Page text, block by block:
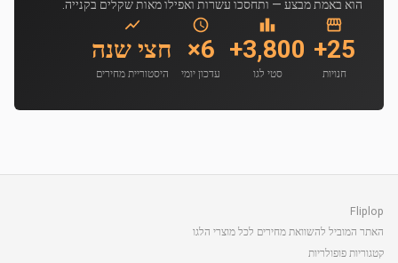
הוא באמת מבצע — ותחסכו עשרות ואפילו מאות שקלים בקנייה.
25+
חנויות
3,800+
סטי לגו
6×
עדכון יומי
חצי שנה
היסטוריית מחירים
Fliplop
האתר המוביל להשוואת מחירים לכל מוצרי הלגו
קטגוריות פופולריות